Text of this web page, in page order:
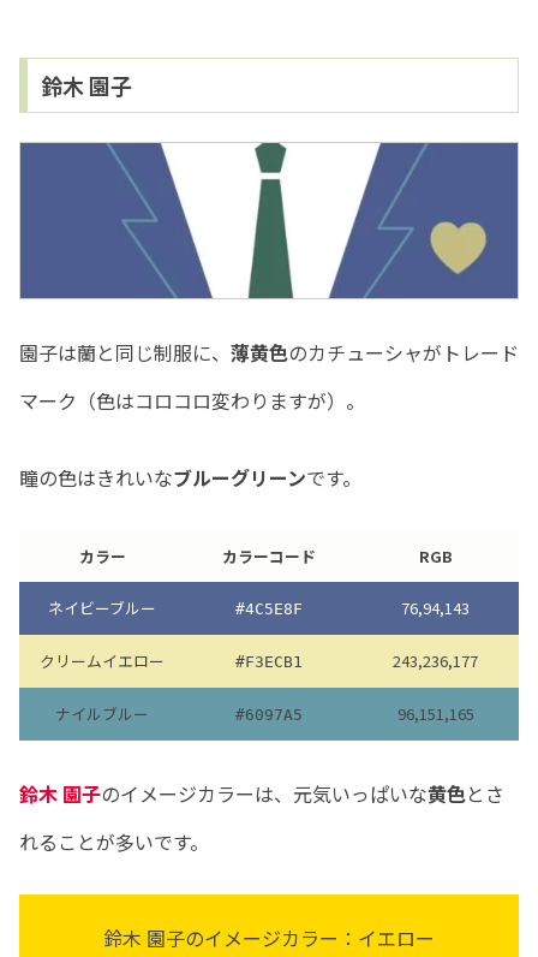
鈴木 園子
園子は蘭と同じ制服に、 薄黄色のカチューシャがトレード
マーク（色はコロコロ変わりますが）。
瞳の色はきれいなブルーグリーンです。
カラー カラーコード RGB
ネイビーブルー #4C5E8F 76,94,143
クリームイエロー #F3ECB1 243,236,177
ナイルブルー #6097A5 96,151,165
鈴木 園子のイメージカラーは、元気いっぱいな黄色とさ
れることが多いです。
鈴木 園子のイメージカラー：イエロー